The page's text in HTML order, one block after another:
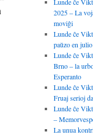
2025 – La
moviĝi
Lunde ĉe
paŭzo en
Lunde ĉe
Brno – la
Esperanto
Lunde ĉe
Fruaj serioj
Lunde ĉe
–
La unua